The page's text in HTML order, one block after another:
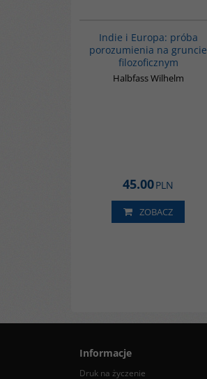
Indie i Europa: próba
porozumienia na gruncie
filozoficznym
Halbfass Wilhelm
45.00PLN
ZOBACZ
Informacje
Druk na życzenie